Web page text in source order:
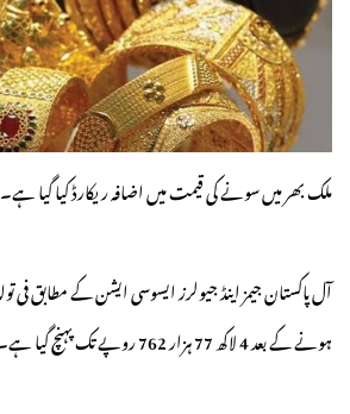
ملک بھر میں سونے کی قیمت میں اضافہ ریکارڈ کیا گیا ہے۔
ہونے کے بعد 4 لاکھ 77 ہزار 762 روپے تک پہنچ گیا ہے۔